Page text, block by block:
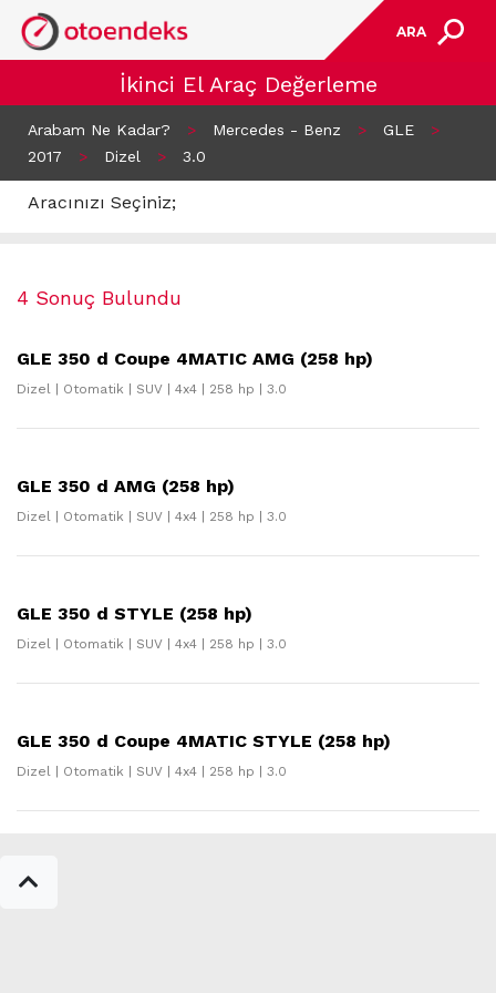
ARA
İkinci El Araç Değerleme
Arabam Ne Kadar? > Mercedes - Benz > GLE
>
2017
> Dizel > 3.0
Aracınızı Seçiniz;
4 Sonuç Bulundu
GLE 350 d Coupe 4MATIC AMG (258 hp)
Dizel | Otomatik | SUV | 4x4 | 258 hp | 3.0
GLE 350 d AMG (258 hp)
Dizel | Otomatik | SUV | 4x4 | 258 hp | 3.0
GLE 350 d STYLE (258 hp)
Dizel | Otomatik | SUV | 4x4 | 258 hp | 3.0
GLE 350 d Coupe 4MATIC STYLE (258 hp)
Dizel | Otomatik | SUV | 4x4 | 258 hp | 3.0